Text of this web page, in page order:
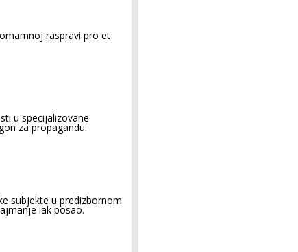
raspravi pro et
u specijalizovane
za propagandu.
subjekte u predizbornom
lak posao.